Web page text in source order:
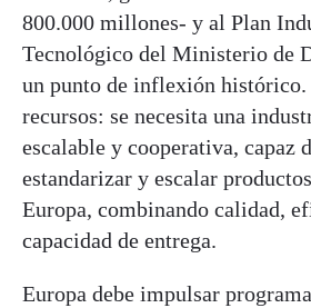
800.000 millones- y al Plan
Tecnológico del Ministerio de
un punto de inflexión histórico.
recursos: se necesita una
escalable y cooperativa, capaz
estandarizar y escalar
Europa, combinando calidad,
capacidad de entrega.
Europa debe impulsar